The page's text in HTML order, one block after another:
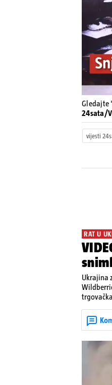
Gledajte
24sata/
vijesti
RAT U
Ukrajina
ruska
rata